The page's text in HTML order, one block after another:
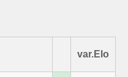
var.Elo